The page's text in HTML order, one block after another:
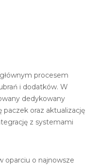
procesem
i dodatków. W
dedykowany
paczek oraz aktualizację
z systemami
oparciu o najnowsze